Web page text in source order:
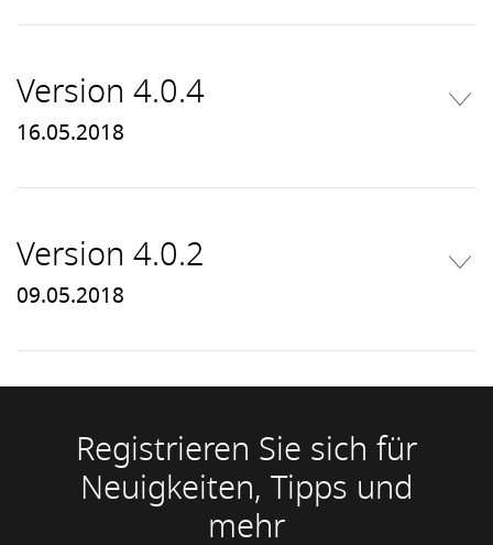
Version 4.0.4
16.05.2018
Version 4.0.2
09.05.2018
Registrieren Sie sich für
Neuigkeiten, Tipps und
mehr